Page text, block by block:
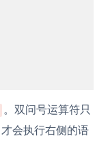
。双问号运算符只
会执行右侧的语